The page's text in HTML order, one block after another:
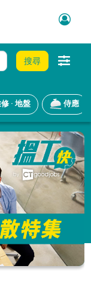
搜尋
· 地盤 侍應